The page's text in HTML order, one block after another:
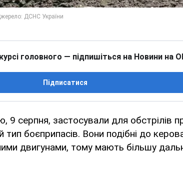
головного — підпишіться на Новини на
Підписатися
9 серпня, застосували для обстрілів
тип боєприпасів. Вони подібні до
двигунами, тому мають більшу